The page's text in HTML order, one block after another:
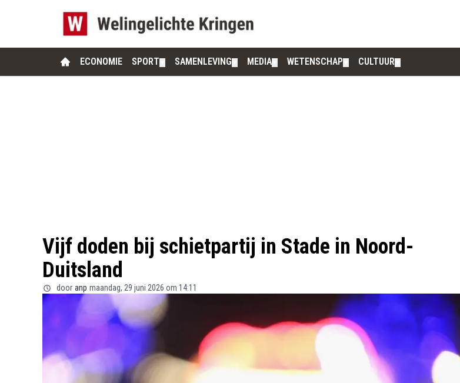
ECONOMIE SPORT SAMENLEVING MEDIA WETENSCHAP CULTUUR
Vijf doden bij schietpartij in Stade in Noord-
Duitsland
door anp maandag, 29 juni 2026 om 14:11